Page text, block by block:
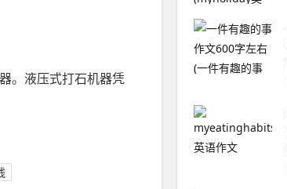
。液压式打石机器凭